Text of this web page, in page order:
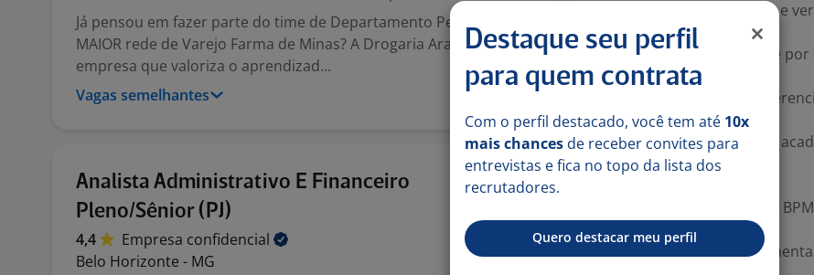
Já pensou em fazer parte do time de Departamento Pessoal na
MAIOR rede de Varejo Farma de Minas? A Drogaria Araujo,
empresa que valoriza o aprendizad...
Vagas semelhantes
Analista Administrativo E Financeiro
Pleno/Sênior (PJ)
5 ago
4,4 Empresa confidencial
Belo Horizonte - MG
Boa comunicação escrita e
Perfil analítico e interesse
Será considerado um
Participação em projetos
de processos.
Conhecimento básico em
Conhecimento em
Destaque seu perfil
para quem contrata
Com o perfil destacado, você tem até 10x
mais chances de receber convites para
entrevistas e fica no topo da lista dos
recrutadores.
Quero destacar meu perfil